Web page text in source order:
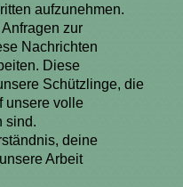
aufzunehmen.
zur
Nachrichten
Diese
Schützlinge, die
unsere volle
sind.
deine
Arbeit